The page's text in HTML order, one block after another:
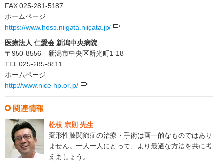
FAX 025-281-5187
ホームページ
https://www.hosp.niigata.niigata.jp/
医療法人 仁愛会 新潟中央病院
〒950-8556 新潟市中央区新光町1-18
TEL 025-285-8811
ホームページ
http://www.nice-hp.or.jp/
松枝 宗則 先生
変形性膝関節症の治療・手術は画一的なものではあり
ません。一人一人にとって、より最適な方法を共に考
えましょう。